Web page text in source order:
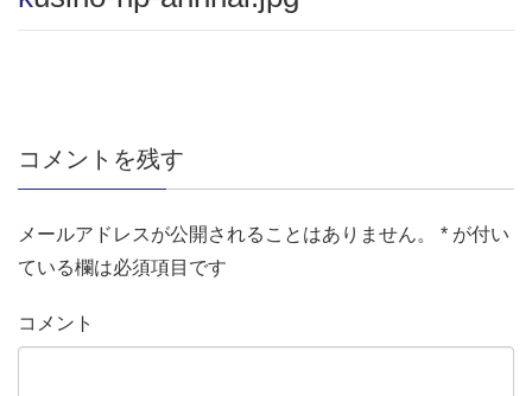
コメントを残す
メールアドレスが公開されることはありません。 * が付い
ている欄は必須項目です
コメント